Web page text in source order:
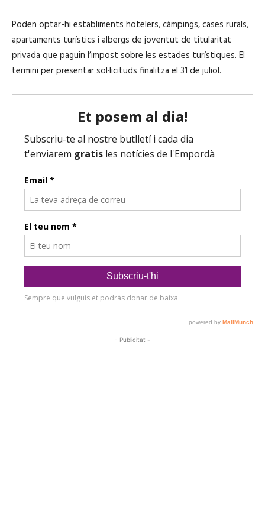
Poden optar-hi establiments hotelers, càmpings, cases rurals,
apartaments turístics i albergs de joventut de titularitat
privada que paguin l’impost sobre les estades turístiques. El
termini per presentar sol·licituds finalitza el 31 de juliol.
- Publicitat -